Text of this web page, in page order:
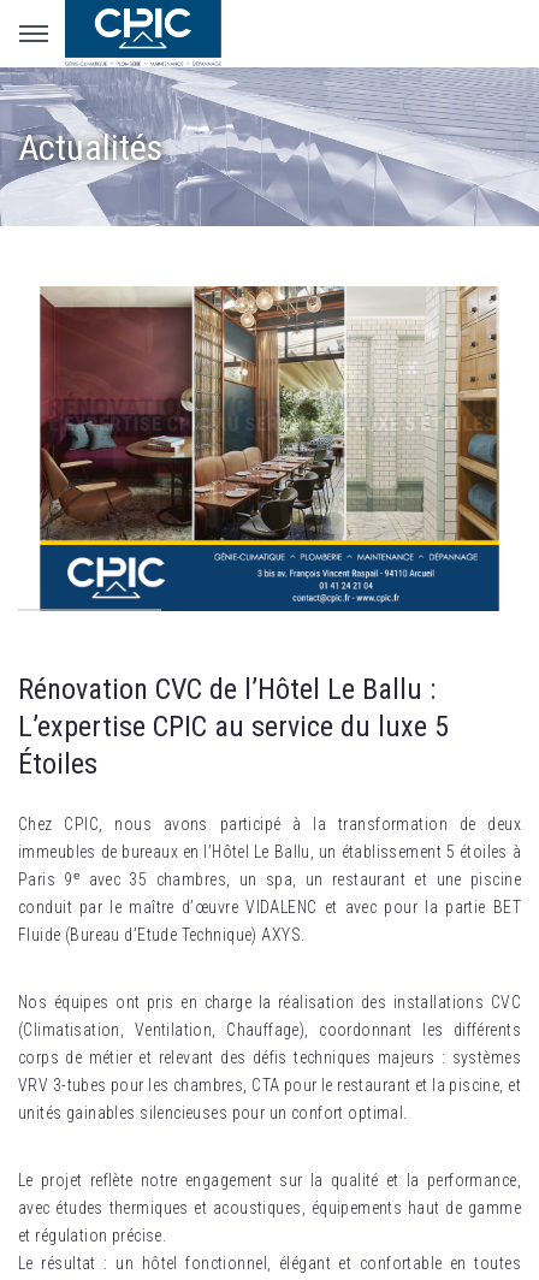
Actualités
Rénovation CVC de l’Hôtel Le Ballu :
L’expertise CPIC au service du luxe 5
Étoiles
Chez CPIC, nous avons participé à la transformation de deux
immeubles de bureaux en l’Hôtel Le Ballu, un établissement 5 étoiles à
Paris 9ᵉ avec 35 chambres, un spa, un restaurant et une piscine
conduit par le maître d’œuvre VIDALENC et avec pour la partie BET
Fluide (Bureau d’Etude Technique) AXYS.
Nos équipes ont pris en charge la réalisation des installations CVC
(Climatisation, Ventilation, Chauffage), coordonnant les différents
corps de métier et relevant des défis techniques majeurs : systèmes
VRV 3-tubes pour les chambres, CTA pour le restaurant et la piscine, et
unités gainables silencieuses pour un confort optimal.
Le projet reflète notre engagement sur la qualité et la performance,
avec études thermiques et acoustiques, équipements haut de gamme
et régulation précise.
Le résultat : un hôtel fonctionnel, élégant et confortable en toutes